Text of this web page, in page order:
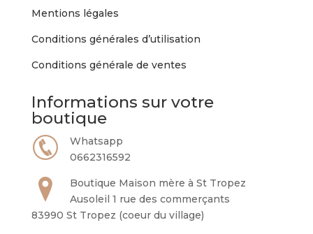
Mentions légales
Conditions générales d’utilisation
Conditions générale de ventes
Informations sur votre
boutique
Whatsapp
0662316592
Boutique Maison mère à St Tropez
Ausoleil 1 rue des commerçants
83990 St Tropez (coeur du village)